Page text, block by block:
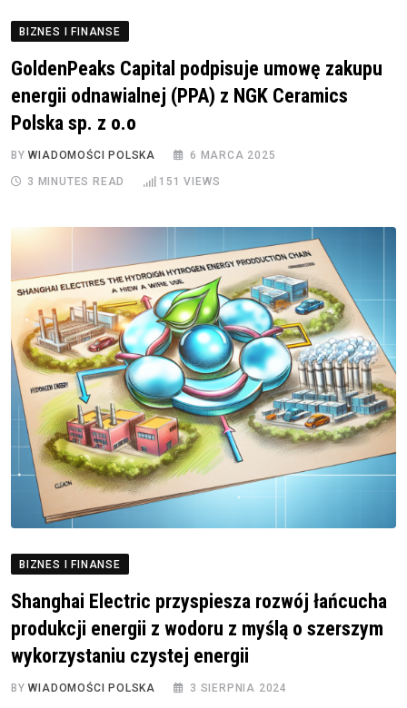
BIZNES I FINANSE
GoldenPeaks Capital podpisuje umowę zakupu
energii odnawialnej (PPA) z NGK Ceramics
Polska sp. z o.o
BYWIADOMOŚCI POLSKA 6 MARCA 2025
3 MINUTES READ 151 VIEWS
BIZNES I FINANSE
Shanghai Electric przyspiesza rozwój łańcucha
produkcji energii z wodoru z myślą o szerszym
wykorzystaniu czystej energii
BYWIADOMOŚCI POLSKA 3 SIERPNIA 2024